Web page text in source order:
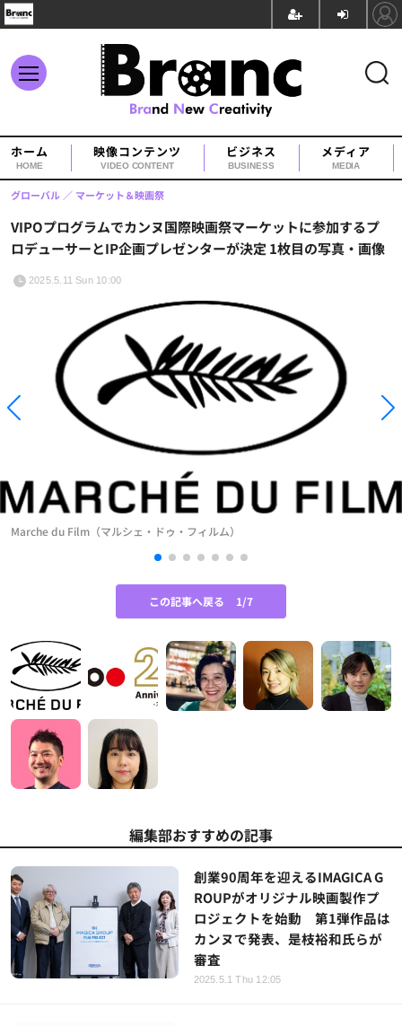
ホーム
HOME
映像コンテンツ
VIDEO CONTENT
ビジネス
BUSINESS
メディア
MEDIA
VIPOプログラムでカンヌ国際映画祭マーケットに参加するプ
ロデューサーとIP企画プレゼンターが決定 1枚目の写真・画像
グローバル マーケット＆映画祭
2025.5.11 Sun 10:00
Marche du Film（マルシェ・ドゥ・フィルム）
この記事へ戻る 1/7
編集部おすすめの記事
創業90周年を迎えるIMAGICA G
ROUPがオリジナル映画製作プ
ロジェクトを始動 第1弾作品は
カンヌで発表、是枝裕和氏らが
審査
2025.5.1 Thu 12:05